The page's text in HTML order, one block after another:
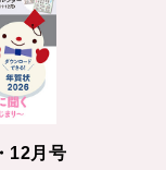
12月号